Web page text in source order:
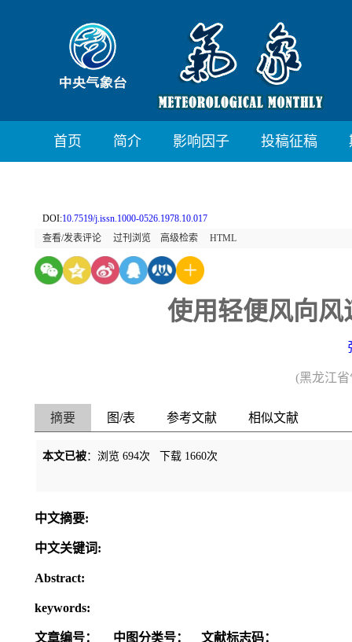
首页 简介 影响因子 投稿征稿
DOI:10.7519/j.issn.1000-0526.1978.10.017
查看/发表评论
过刊浏览 高级检索 HTML
使用轻便风向
(黑龙江
摘要 图/表 参考文献 相似文献
本文已被：浏览 694次 下载 1660次
中文摘要:
中文关键词:
Abstract:
keywords:
文章编号： 中图分类号： 文献标志码：